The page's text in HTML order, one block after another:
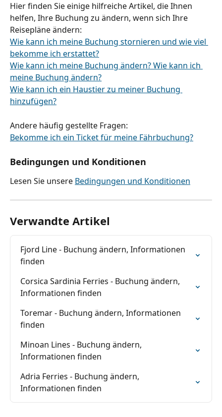
Hier finden Sie einige hilfreiche Artikel, die Ihnen
helfen, Ihre Buchung zu ändern, wenn sich Ihre
Reisepläne ändern:
Wie kann ich meine Buchung stornieren und wie viel
bekomme ich erstattet?
Wie kann ich meine Buchung ändern? Wie kann ich
meine Buchung ändern?
Wie kann ich ein Haustier zu meiner Buchung
hinzufügen?
Andere häufig gestellte Fragen:
Bekomme ich ein Ticket für meine Fährbuchung?
Bedingungen und Konditionen
Lesen Sie unsere Bedingungen und Konditionen
Verwandte Artikel
Fjord Line - Buchung ändern, Informationen
finden
Corsica Sardinia Ferries - Buchung ändern,
Informationen finden
Toremar - Buchung ändern, Informationen
finden
Minoan Lines - Buchung ändern,
Informationen finden
Adria Ferries - Buchung ändern,
Informationen finden